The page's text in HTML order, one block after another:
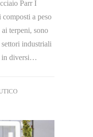
Parr I
a peso
terpeni, sono
industriali
in diversi…